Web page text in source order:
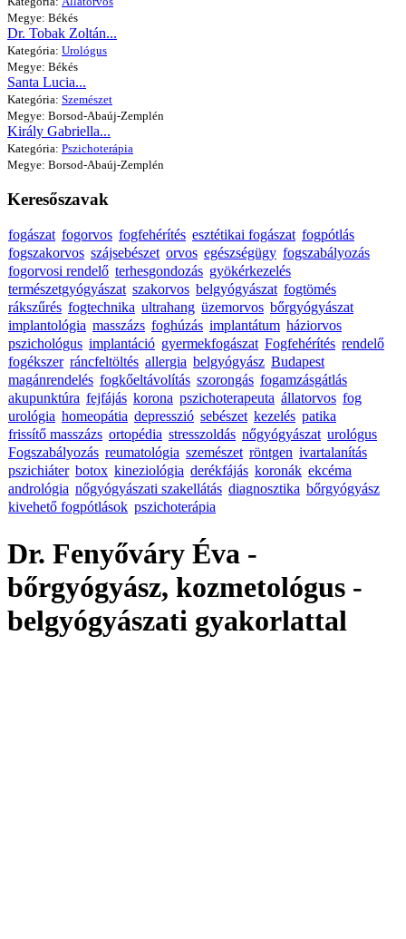
Megye: Békés
Dr. Tobak Zoltán...
Kategória: Urológus
Megye: Békés
Santa Lucia...
Kategória: Szemészet
Megye: Borsod-Abaúj-Zemplén
Király Gabriella...
Kategória: Pszichoterápia
Megye: Borsod-Abaúj-Zemplén
Keresőszavak
fogászat fogorvos fogfehérítés esztétikai fogászat fogpótlás
fogszakorvos szájsebészet orvos egészségügy fogszabályozás
fogorvosi rendelő terhesgondozás gyökérkezelés
természetgyógyászat szakorvos belgyógyászat fogtömés
rákszűrés fogtechnika ultrahang üzemorvos bőrgyógyászat
implantológia masszázs foghúzás implantátum háziorvos
pszichológus implantáció gyermekfogászat Fogfehérítés rendelő
fogékszer ráncfeltöltés allergia belgyógyász Budapest
magánrendelés fogkőeltávolítás szorongás fogamzásgátlás
akupunktúra fejfájás korona pszichoterapeuta állatorvos fog
urológia homeopátia depresszió sebészet kezelés patika
frissítő masszázs ortopédia stresszoldás nőgyógyászat urológus
Fogszabályozás reumatológia szemészet röntgen ivartalanítás
pszichiáter botox kineziológia derékfájás koronák ekcéma
andrológia nőgyógyászati szakellátás diagnosztika bőrgyógyász
kivehető fogpótlások pszichoterápia
Dr. Fenyőváry Éva -
bőrgyógyász, kozmetológus -
belgyógyászati gyakorlattal